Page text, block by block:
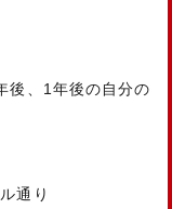
後、1年後の自分の
通り